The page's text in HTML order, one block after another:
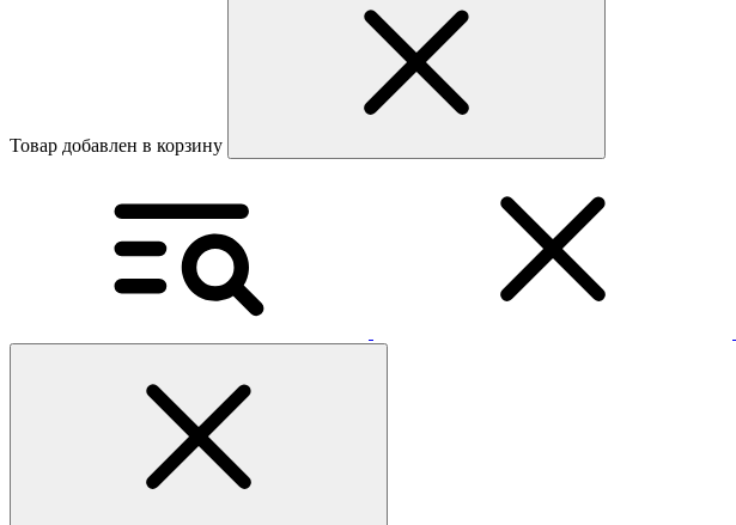
Товар добавлен в корзину